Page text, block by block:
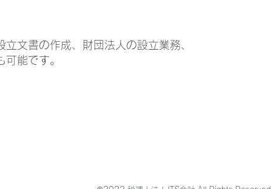
文書の作成、財団法人の設立業務、
能です。